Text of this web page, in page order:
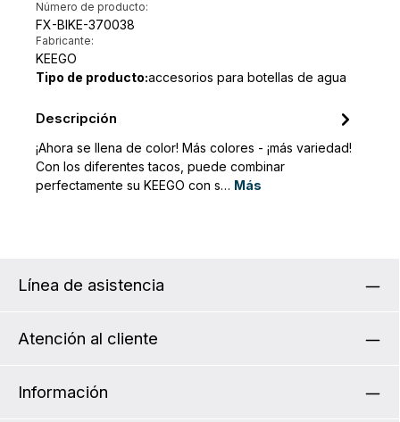
Número de producto:
FX-BIKE-370038
Fabricante:
KEEGO
Tipo de producto:accesorios para botellas de agua
Descripción
¡Ahora se llena de color! Más colores - ¡más variedad!
Con los diferentes tacos, puede combinar
perfectamente su KEEGO con s… Más
Línea de asistencia
Atención al cliente
Información